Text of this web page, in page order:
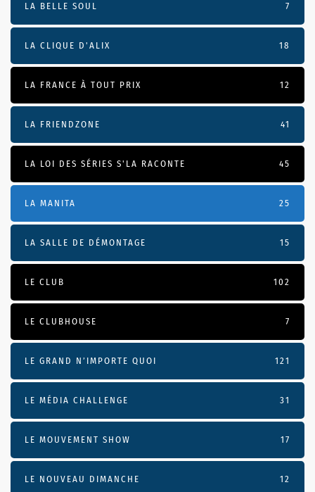
LA BELLE SOUL 7
LA CLIQUE D'ALIX 18
LA FRANCE À TOUT PRIX 12
LA FRIENDZONE 41
LA LOI DES SÉRIES S'LA RACONTE 45
LA MANITA 25
LA SALLE DE DÉMONTAGE 15
LE CLUB 102
LE CLUBHOUSE 7
LE GRAND N’IMPORTE QUOI 121
LE MÉDIA CHALLENGE 31
LE MOUVEMENT SHOW 17
LE NOUVEAU DIMANCHE 12